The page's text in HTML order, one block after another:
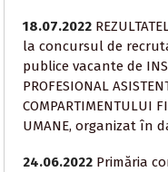
18.07.2022
la concursul de
publice vacante de
PROFESIONAL
COMPARTIMENTULUI
UMANE, organizat în
24.06.2022 Primăria